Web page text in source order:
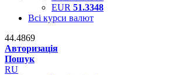
EUR 51.3348
Всі курси валют
44.4869
Авторизація
Пошук
RU